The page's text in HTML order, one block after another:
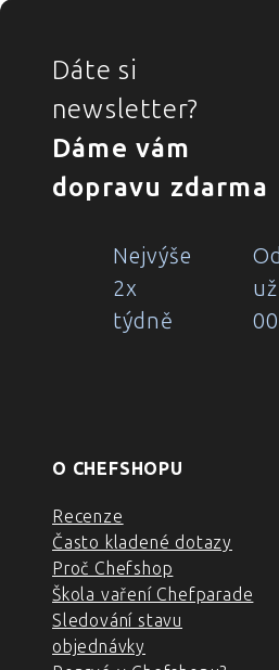
ZÁPATÍ
Dáte si
newsletter?
Dáme vám
dopravu zdarma
Nejvýše
2x
týdně
O CHEFSHOPU
Recenze
Často kladené dotazy
Proč Chefshop
Škola vaření Chefparade
Sledování stavu
objednávky